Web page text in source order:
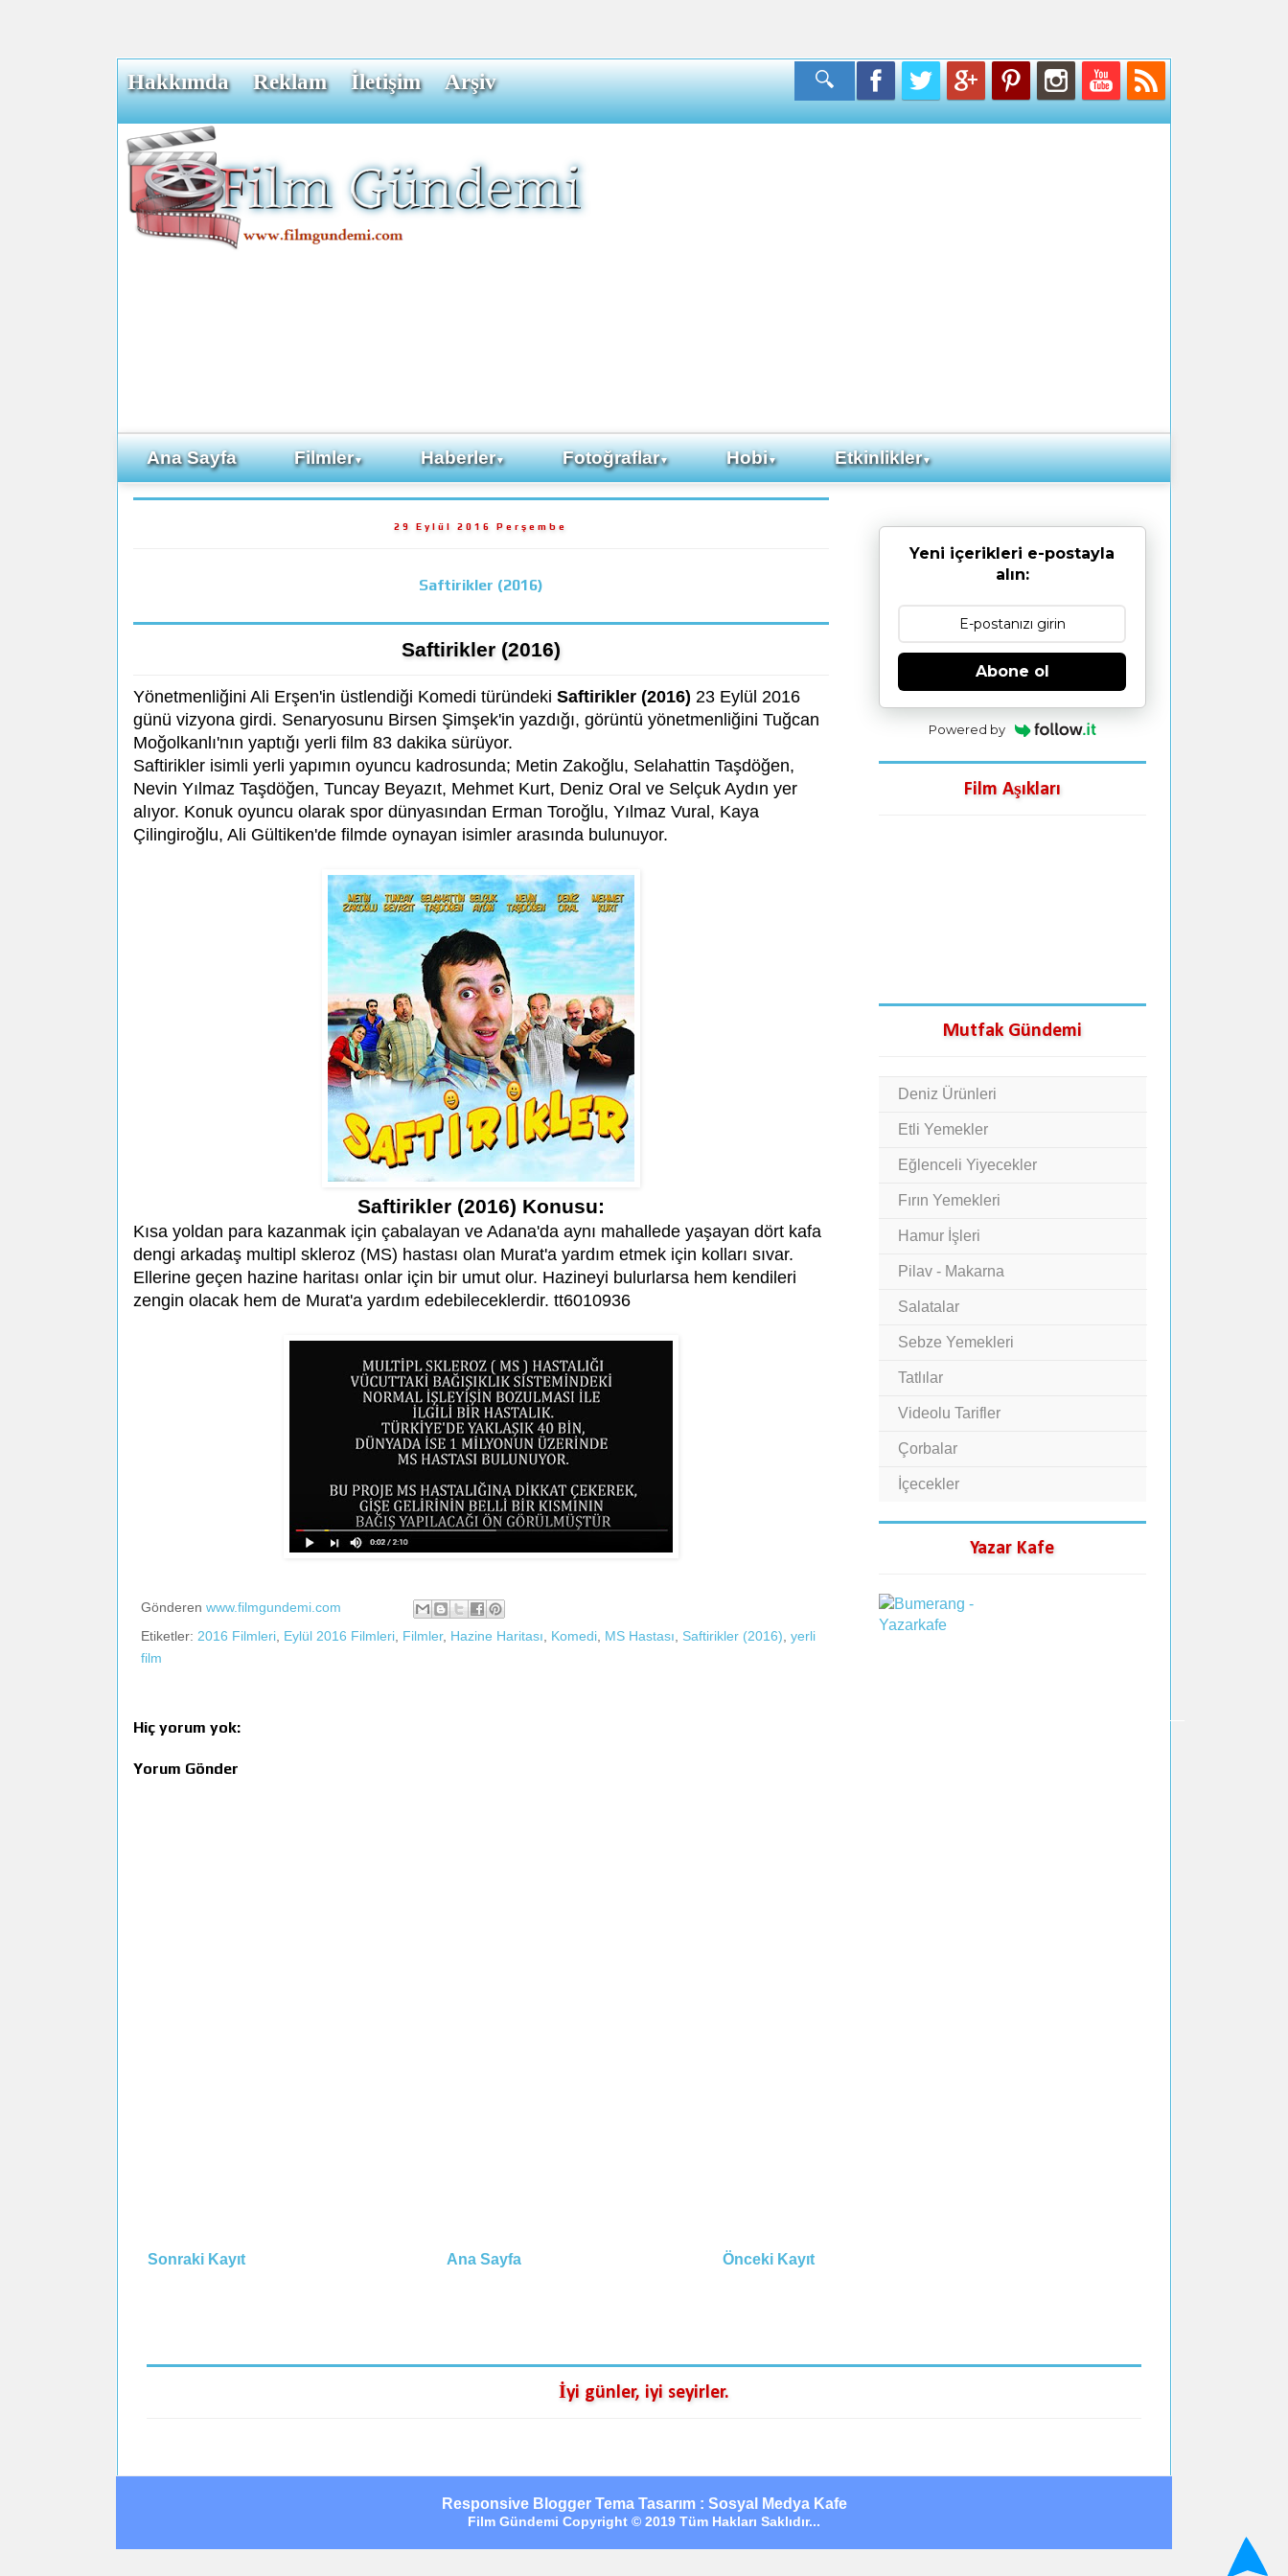
Hakkımda Reklam İletişim Arşiv
Ana Sayfa Filmler▼ Haberler▼ Fotoğraflar▼ Hobi▼ Etkinlikler▼
29 Eylül 2016 Perşembe
Saftirikler (2016)
Saftirikler (2016)
Yönetmenliğini Ali Erşen'in üstlendiği Komedi türündeki Saftirikler (2016) 23 Eylül 2016
günü vizyona girdi. Senaryosunu Birsen Şimşek'in yazdığı, görüntü yönetmenliğini Tuğcan
Moğolkanlı'nın yaptığı yerli film 83 dakika sürüyor.
Saftirikler isimli yerli yapımın oyuncu kadrosunda; Metin Zakoğlu, Selahattin Taşdöğen,
Nevin Yılmaz Taşdöğen, Tuncay Beyazıt, Mehmet Kurt, Deniz Oral ve Selçuk Aydın yer
alıyor. Konuk oyuncu olarak spor dünyasından Erman Toroğlu, Yılmaz Vural, Kaya
Çilingiroğlu, Ali Gültiken'de filmde oynayan isimler arasında bulunuyor.
Saftirikler (2016) Konusu:
Kısa yoldan para kazanmak için çabalayan ve Adana'da aynı mahallede yaşayan dört kafa
dengi arkadaş multipl skleroz (MS) hastası olan Murat'a yardım etmek için kolları sıvar.
Ellerine geçen hazine haritası onlar için bir umut olur. Hazineyi bulurlarsa hem kendileri
zengin olacak hem de Murat'a yardım edebileceklerdir. tt6010936
Gönderen www.filmgundemi.com
Etiketler: 2016 Filmleri Eylül 2016 Filmleri Filmler, Hazine Haritası Komedi MS Hastası Saftirikler (2016) yerli
film
Hiç yorum yok:
Yorum Gönder
Sonraki Kayıt Önceki Kayıt
Ana Sayfa
Yeni içerikleri e-postayla
alın:
Abone ol
Powered by
Film Aşıkları
Mutfak Gündemi
Deniz Ürünleri
Etli Yemekler
Eğlenceli Yiyecekler
Fırın Yemekleri
Hamur İşleri
Pilav - Makarna
Salatalar
Sebze Yemekleri
Tatlılar
Videolu Tarifler
Çorbalar
İçecekler
Yazar Kafe
İyi günler, iyi seyirler.
Responsive Blogger Tema Tasarım : Sosyal Medya Kafe
Film Gündemi Copyright © 2019 Tüm Hakları Saklıdır...